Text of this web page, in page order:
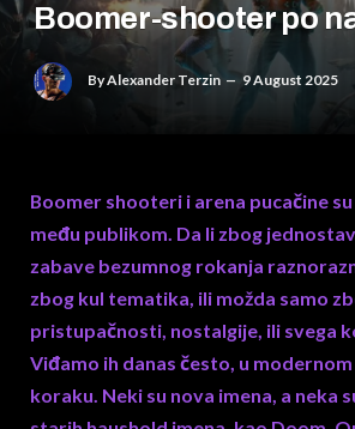
Boomer-shooter po
ByAlexander Terzin 9 August 2025
Boomer shooteri i arena pucačine
među publikom. Da li zbog
zabave bezumnog rokanja
zbog kul tematika, ili možda samo
pristupačnosti, nostalgije, ili svega
Viđamo ih danas često, u
koraku. Neki su nova imena, a neka